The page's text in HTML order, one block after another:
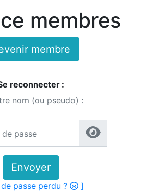
membres
membre
reconnecter :
Envoyer
passe perdu ? ]